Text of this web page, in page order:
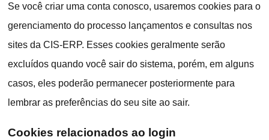
Se você criar uma conta conosco, usaremos cookies para o
gerenciamento do processo lançamentos e consultas nos
sites da CIS-ERP. Esses cookies geralmente serão
excluídos quando você sair do sistema, porém, em alguns
casos, eles poderão permanecer posteriormente para
lembrar as preferências do seu site ao sair.
Cookies relacionados ao login